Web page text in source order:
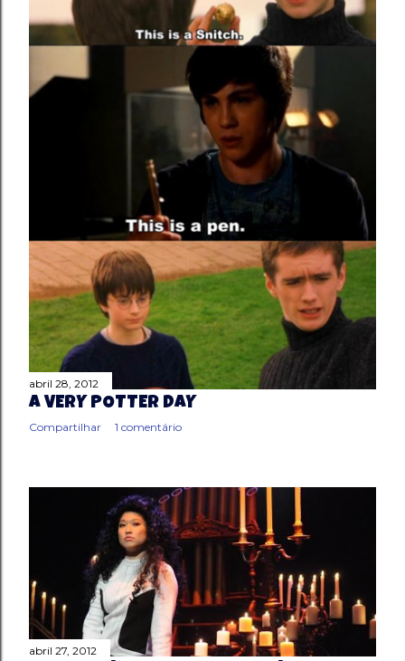
abril 28, 2012
A VERY POTTER DAY
Compartilhar 1 comentário
abril 27, 2012